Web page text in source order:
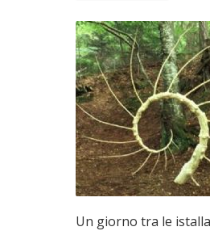
Un giorno tra le